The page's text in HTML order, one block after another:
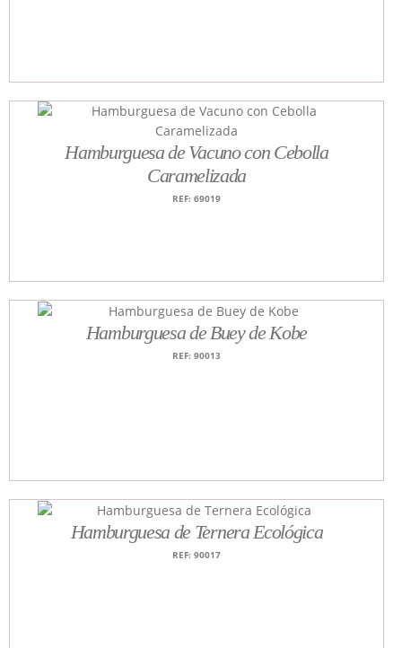
Hamburguesa de Vacuno con Cebolla
Caramelizada
REF: 69019
Hamburguesa de Buey de Kobe
REF: 90013
Hamburguesa de Ternera Ecológica
REF: 90017